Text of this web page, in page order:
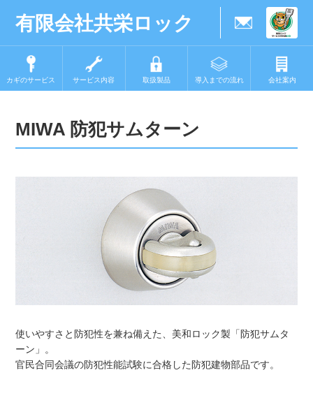
有限会社共栄ロック
カギのサービス サービス内容 取扱製品 導入までの流れ 会社案内
MIWA 防犯サムターン
使いやすさと防犯性を兼ね備えた、美和ロック製「防犯サムタ
ーン」。
官民合同会議の防犯性能試験に合格した防犯建物部品です。